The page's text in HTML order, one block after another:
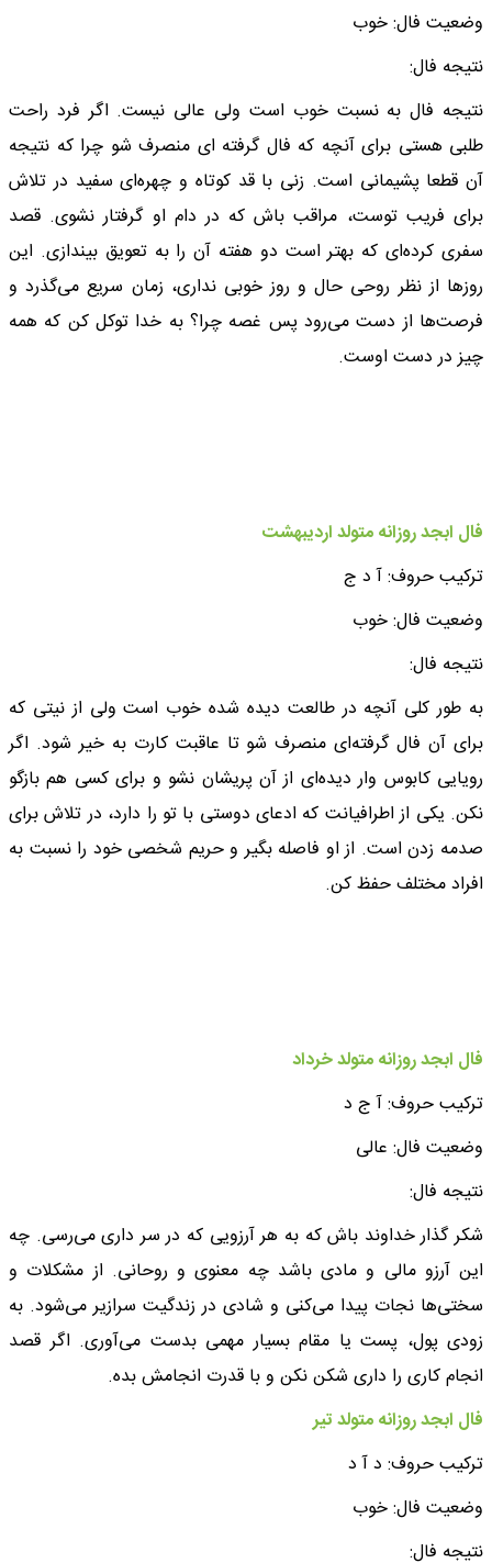
وضعیت فال: خوب
نتیجه فال:
نتیجه فال به نسبت خوب است ولی عالی نیست. اگر فرد راحت
طلبی هستی برای آنچه که فال گرفته ای منصرف شو چرا که نتیجه
آن قطعا پشیمانی است. زنی با قد کوتاه و چهره‌ای سفید در تلاش
برای فریب توست، مراقب باش که در دام او گرفتار نشوی. قصد
سفری کرده‌ای که بهتر است دو هفته آن را به تعویق بیندازی. این
روزها از نظر روحی حال و روز خوبی نداری، زمان سریع می‌گذرد و
فرصت‌ها از دست می‌رود پس غصه چرا؟ به خدا توکل کن که همه
چیز در دست اوست.
فال ابجد روزانه متولد اردیبهشت
ترکیب حروف: آ د ج
وضعیت فال: خوب
نتیجه فال:
به طور کلی آنچه در طالعت دیده شده خوب است ولی از نیتی که
برای آن فال گرفته‌ای منصرف شو تا عاقبت کارت به خیر شود. اگر
رویایی کابوس وار دیده‌ای از آن پریشان نشو و برای کسی هم بازگو
نکن. یکی از اطرافیانت که ادعای دوستی با تو را دارد، در تلاش برای
صدمه زدن است. از او فاصله بگیر و حریم شخصی خود را نسبت به
افراد مختلف حفظ کن.
فال ابجد روزانه متولد خرداد
ترکیب حروف: آ ج د
وضعیت فال: عالی
نتیجه فال:
شکر گذار خداوند باش که به هر آرزویی که در سر داری می‌رسی. چه
این آرزو مالی و مادی باشد چه معنوی و روحانی. از مشکلات و
سختی‌ها نجات پیدا می‌کنی و شادی در زندگیت سرازیر می‌شود. به
زودی پول، پست یا مقام بسیار مهمی بدست می‌آوری. اگر قصد
انجام کاری را داری شکن نکن و با قدرت انجامش بده.
فال ابجد روزانه متولد تیر
ترکیب حروف: د آ د
وضعیت فال: خوب
نتیجه فال: